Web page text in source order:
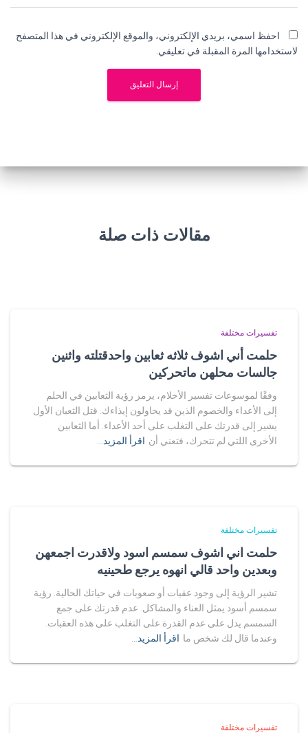
احفظ اسمي، بريدي الإلكتروني، والموقع الإلكتروني في هذا المتصفح
لاستخدامها المرة المقبلة في تعليقي.
مقالات ذات صلة
تفسيرات مختلفة
حلمت أني اشوف ثلاثه ثعابين واحدقتلته واثنين
جالسات محلهن ماتحركين
وفقًا لموسوعات تفسير الأحلام، يرمز رؤية الثعابين في الحلم
إلى الأعداء والخصوم الذين قد يحاولون إيذاءك. قتل الثعبان الأول
يشير إلى قدرتك على التغلب على أحد الأعداء. أما الثعابين
الأخرى اللتي لم تتحرك، فتعني أن اقرأ المزيد…
تفسيرات مختلفة
حلمت اني اشوف سمسم اسود ولاقدرت اجمعهن
وبعدين واحد قالي انهوه يرجع طحينيه
تشير الرؤية إلى وجود عقبات أو صعوبات في حياتك الحالية. رؤية
سمسم أسود يمثل العناء والمشاكل. عدم قدرتك على جمع
السمسم يدل على عدم القدرة على التغلب على هذه العقبات.
وعندما قال لك شخص ما اقرأ المزيد…
تفسيرات مختلفة